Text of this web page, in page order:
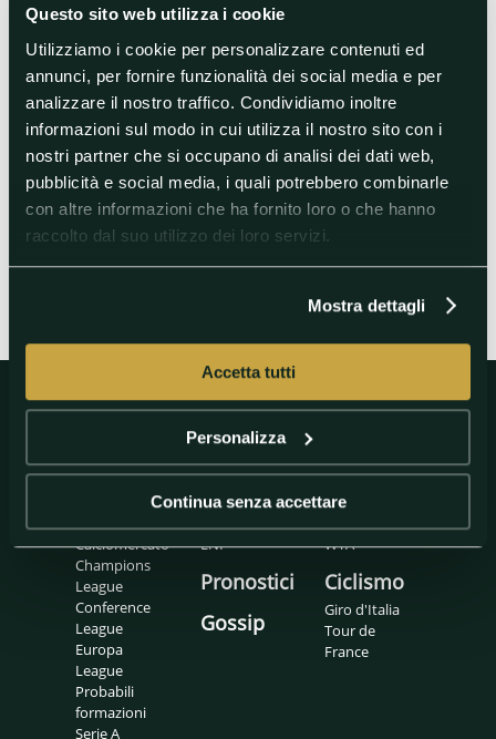
Questo sito web utilizza i cookie
Utilizziamo i cookie per personalizzare contenuti ed
annunci, per fornire funzionalità dei social media e per
analizzare il nostro traffico. Condividiamo inoltre
informazioni sul modo in cui utilizza il nostro sito con i
nostri partner che si occupano di analisi dei dati web,
pubblicità e social media, i quali potrebbero combinarle
con altre informazioni che ha fornito loro o che hanno
raccolto dal suo utilizzo dei loro servizi.
Mostra dettagli
Accetta tutti
Personalizza
Continua senza accettare
Calcio
internazionale
Calciomercato
Champions
League
Conference
League
Europa
League
Probabili
formazioni
Serie A
Basket
Eurolegaue
LBA
LNP
Pronostici
Gossip
Tennis
ATP
Padel
WTA
Ciclismo
Giro d'Italia
Tour de
France